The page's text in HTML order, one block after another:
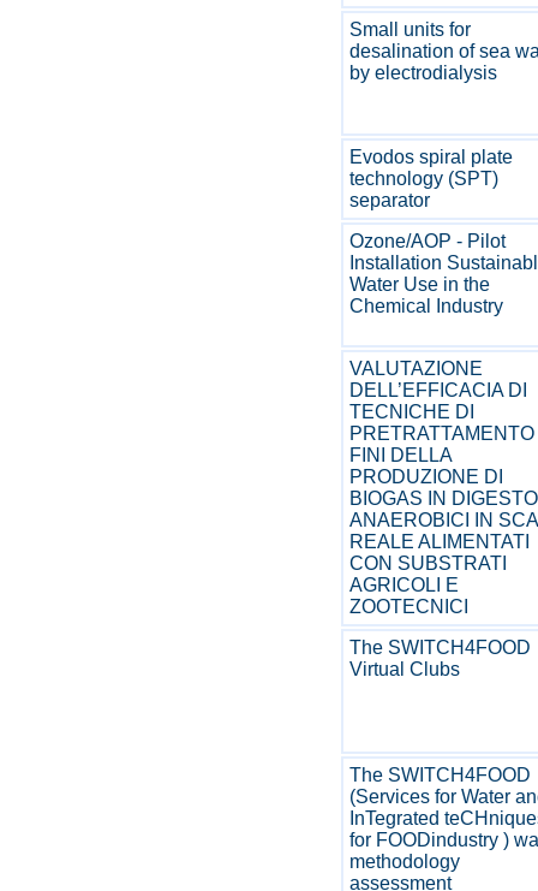
Small units for
desalination of sea
by electrodialysis
Evodos spiral plate
technology (SPT)
separator
Ozone/AOP - Pilot
Installation
Water Use in the
Chemical Industry
VALUTAZIONE
DELL’EFFICACIA DI
TECNICHE DI
PRETRATTAMENTO
FINI DELLA
PRODUZIONE DI
BIOGAS IN
ANAEROBICI IN
REALE ALIMENTATI
CON SUBSTRATI
AGRICOLI E
ZOOTECNICI
The SWITCH4FOOD
Virtual Clubs
The SWITCH4FOOD
(Services for Water
InTegrated
for FOODindustry )
methodology
assessment